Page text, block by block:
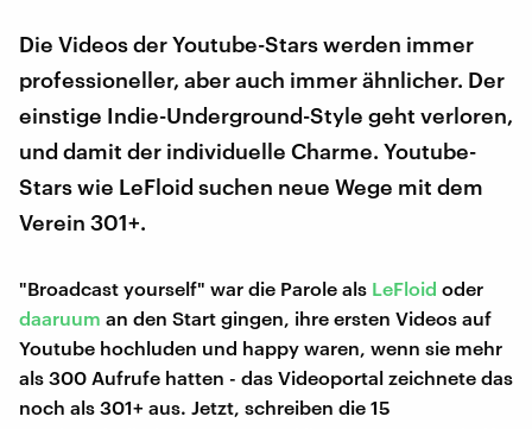
Die Videos der Youtube-Stars werden immer
professioneller, aber auch immer ähnlicher. Der
einstige Indie-Underground-Style geht verloren,
und damit der individuelle Charme. Youtube-
Stars wie LeFloid suchen neue Wege mit dem
Verein 301+.
"Broadcast yourself" war die Parole als LeFloid oder
daaruum an den Start gingen, ihre ersten Videos auf
Youtube hochluden und happy waren, wenn sie mehr
als 300 Aufrufe hatten - das Videoportal zeichnete das
noch als 301+ aus. Jetzt, schreiben die 15